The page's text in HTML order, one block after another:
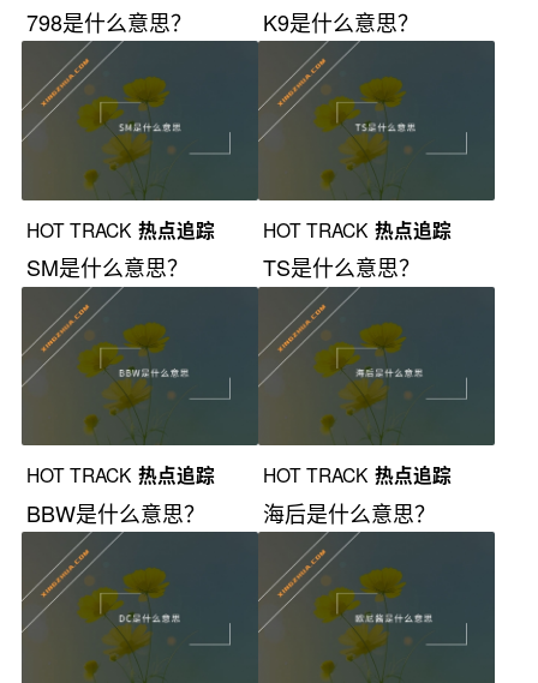
798是什么意思？ K9是什么意思？
HOT TRACK 热点追踪
SM是什么意思？
HOT TRACK 热点追踪
TS是什么意思？
HOT TRACK 热点追踪
BBW是什么意思？
HOT TRACK 热点追踪
海后是什么意思？